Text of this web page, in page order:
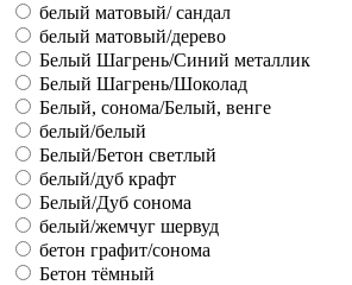
белый матовый/ сандал
белый матовый/дерево
Белый Шагрень/Синий металлик
Белый Шагрень/Шоколад
Белый, сонома/Белый, венге
белый/белый
Белый/Бетон светлый
белый/дуб крафт
Белый/Дуб сонома
белый/жемчуг шервуд
бетон графит/сонома
Бетон тёмный